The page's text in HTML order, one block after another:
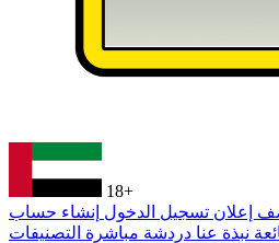
18+
إعلان تسجيل الدخول إنشاء حساب
نبذة عنا دردشة مباشرة التصنيفات